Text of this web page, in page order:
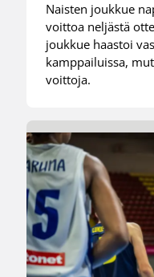
Naisten joukkue
voittoa neljästä
joukkue haastoi
kamppailuissa,
voittoja.